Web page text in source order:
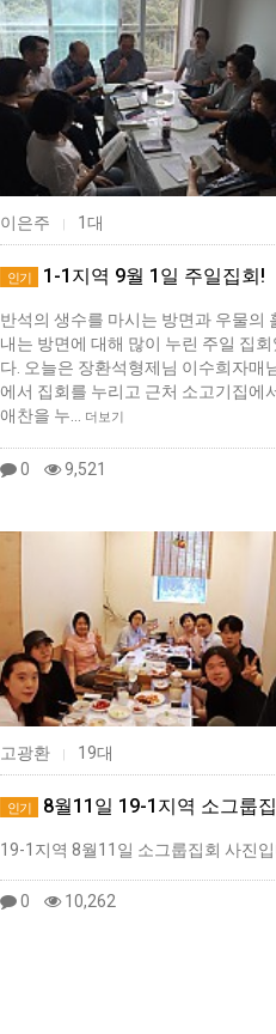
이은주 | 1대
인기 1-1지역 9월 1일 주일집회!
반석의 생수를 마시는 방면과 우물의
내는 방면에 대해 많이 누린 주일 집회
다. 오늘은 장환석형제님 이수희자매
에서 집회를 누리고 근처 소고기집에
애찬을 누…
더보기
0 9,521
고광환 19대
인기 8월11일 19-1지역 소그룹
19-1지역 8월11일 소그룹집회 사진
0 10,262